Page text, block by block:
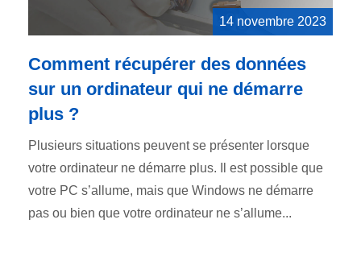
14 novembre 2023
Comment récupérer des données
sur un ordinateur qui ne démarre
plus ?
Plusieurs situations peuvent se présenter lorsque
votre ordinateur ne démarre plus. Il est possible que
votre PC s’allume, mais que Windows ne démarre
pas ou bien que votre ordinateur ne s’allume...